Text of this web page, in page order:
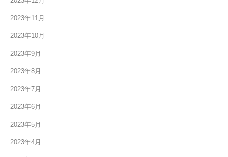
2023年11月
2023年10月
2023年9月
2023年8月
2023年7月
2023年6月
2023年5月
2023年4月